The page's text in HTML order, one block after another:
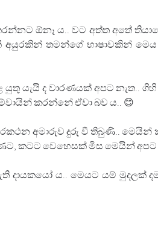
ඕනෑ ය.. වට අත්ත අතේ
අයුරකින් තමන්ගේ භාෂාවකින්
යුතු යැයි ද වාරණයක් අපට නැත..
කරන්නේ ඒවා බව ය.. 😊
අමාරුව දුරු වී තිබුණි.. මෙයින්
කටට වෙහෙසක් මිස මෙයින්
දායකයෝ ය.. මෙයට යම්